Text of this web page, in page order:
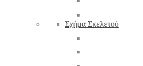
Σχήμα Σκελετού